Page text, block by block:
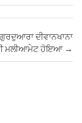
ar
e
ਦੀਵਾਨਖਾਨਾ
ਮਲੀਆਮੇਟ ਹੋਇਆ →